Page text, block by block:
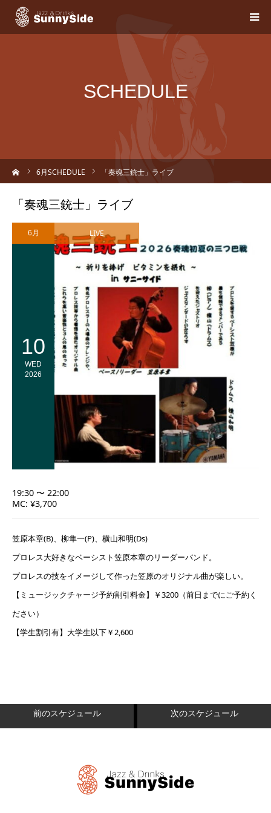
SCHEDULE
6月SCHEDULE 「奏魂三銃士」ライブ
「奏魂三銃士」ライブ
6月
10
WED
2026
LIVE
19:30 〜 22:00
MC: ¥3,700
笠原本章(B)、柳隼一(P)、横山和明(Ds)
プロレス大好きなベーシスト笠原本章のリーダーバンド。
プロレスの技をイメージして作った笠原のオリジナル曲が楽しい。
【ミュージックチャージ予約割引料金】￥3200（前日までにご予約く
ださい）
【学生割引有】大学生以下￥2,600
前のスケジュール 次のスケジュール